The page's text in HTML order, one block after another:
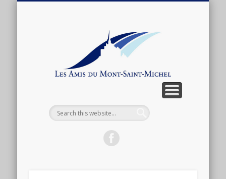
Mont-